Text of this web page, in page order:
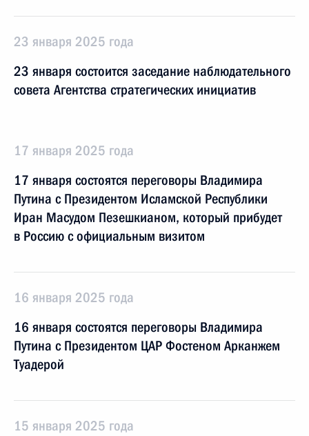
23 января 2025 года
23 января состоится заседание наблюдательного
совета Агентства стратегических инициатив
17 января 2025 года
17 января состоятся переговоры Владимира
Путина с Президентом Исламской Республики
Иран Масудом Пезешкианом, который прибудет
в Россию с официальным визитом
16 января 2025 года
16 января состоятся переговоры Владимира
Путина с Президентом ЦАР Фостеном Арканжем
Туадерой
15 января 2025 года